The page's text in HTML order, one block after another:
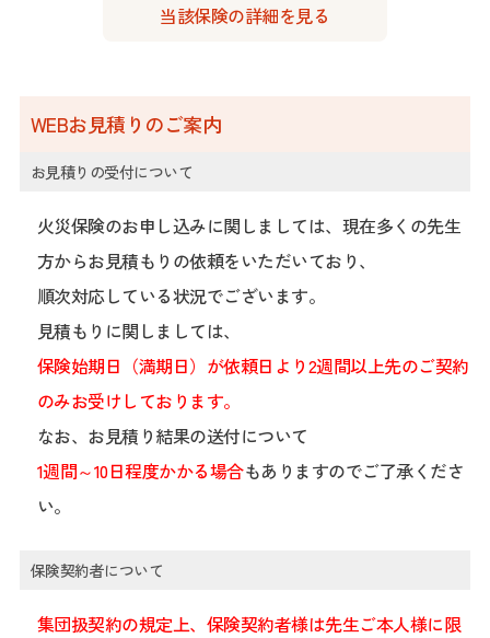
当該保険の詳細を見る
WEBお見積りのご案内
お見積りの受付について
火災保険のお申し込みに関しましては、現在多くの先生
方からお見積もりの依頼をいただいており、
順次対応している状況でございます。
見積もりに関しましては、
保険始期日（満期日）が依頼日より2週間以上先のご契約
のみお受けしております。
なお、お見積り結果の送付について
1週間～10日程度かかる場合もありますのでご了承くださ
い。
保険契約者について
集団扱契約の規定上、保険契約者様は先生ご本人様に限